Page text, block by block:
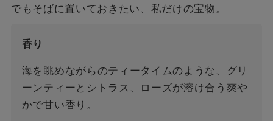
でもそばに置いておきたい、私だけの宝物。
香り
海を眺めながらのティータイムのような、グリ
ーンティーとシトラス、ローズが溶け合う爽や
かで甘い香り。